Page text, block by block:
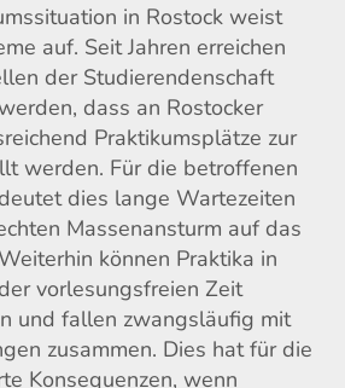
in Rostock weist
auf. Seit Jahren erreichen
der Studierendenschaft
dass an Rostocker
Praktikumsplätze zur
werden. Für die betroffenen
dies lange Wartezeiten
Massenansturm auf das
können Praktika in
vorlesungsfreien Zeit
und fallen zwangsläufig mit
zusammen. Dies hat für die
Konsequenzen, wenn